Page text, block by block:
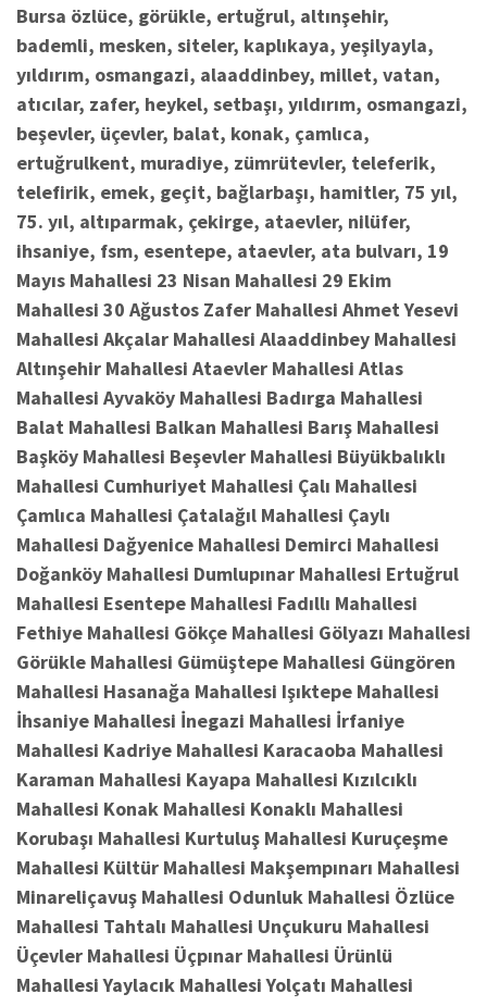
Bursa özlüce, görükle, ertuğrul, altınşehir,
bademli, mesken, siteler, kaplıkaya, yeşilyayla,
yıldırım, osmangazi, alaaddinbey, millet, vatan,
atıcılar, zafer, heykel, setbaşı, yıldırım, osmangazi,
beşevler, üçevler, balat, konak, çamlıca,
ertuğrulkent, muradiye, zümrütevler, teleferik,
telefirik, emek, geçit, bağlarbaşı, hamitler, 75 yıl,
75. yıl, altıparmak, çekirge, ataevler, nilüfer,
ihsaniye, fsm, esentepe, ataevler, ata bulvarı, 19
Mayıs Mahallesi 23 Nisan Mahallesi 29 Ekim
Mahallesi 30 Ağustos Zafer Mahallesi Ahmet Yesevi
Mahallesi Akçalar Mahallesi Alaaddinbey Mahallesi
Altınşehir Mahallesi Ataevler Mahallesi Atlas
Mahallesi Ayvaköy Mahallesi Badırga Mahallesi
Balat Mahallesi Balkan Mahallesi Barış Mahallesi
Başköy Mahallesi Beşevler Mahallesi Büyükbalıklı
Mahallesi Cumhuriyet Mahallesi Çalı Mahallesi
Çamlıca Mahallesi Çatalağıl Mahallesi Çaylı
Mahallesi Dağyenice Mahallesi Demirci Mahallesi
Doğanköy Mahallesi Dumlupınar Mahallesi Ertuğrul
Mahallesi Esentepe Mahallesi Fadıllı Mahallesi
Fethiye Mahallesi Gökçe Mahallesi Gölyazı Mahallesi
Görükle Mahallesi Gümüştepe Mahallesi Güngören
Mahallesi Hasanağa Mahallesi Işıktepe Mahallesi
İhsaniye Mahallesi İnegazi Mahallesi İrfaniye
Mahallesi Kadriye Mahallesi Karacaoba Mahallesi
Karaman Mahallesi Kayapa Mahallesi Kızılcıklı
Mahallesi Konak Mahallesi Konaklı Mahallesi
Korubaşı Mahallesi Kurtuluş Mahallesi Kuruçeşme
Mahallesi Kültür Mahallesi Makşempınarı Mahallesi
Minareliçavuş Mahallesi Odunluk Mahallesi Özlüce
Mahallesi Tahtalı Mahallesi Unçukuru Mahallesi
Üçevler Mahallesi Üçpınar Mahallesi Ürünlü
Mahallesi Yaylacık Mahallesi Yolçatı Mahallesi